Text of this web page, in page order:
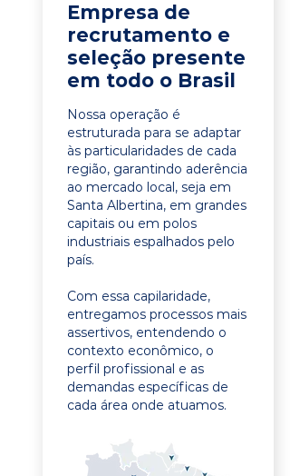
Empresa de
recrutamento e
seleção presente
em todo o Brasil
Nossa operação é
estruturada para se adaptar
às particularidades de cada
região, garantindo aderência
ao mercado local, seja em
Santa Albertina, em grandes
capitais ou em polos
industriais espalhados pelo
país.
Com essa capilaridade,
entregamos processos mais
assertivos, entendendo o
contexto econômico, o
perfil profissional e as
demandas específicas de
cada área onde atuamos.